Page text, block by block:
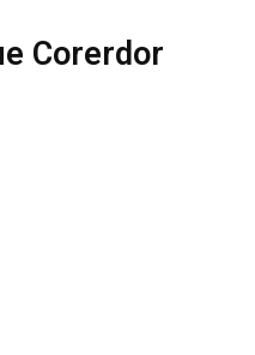
Corerdor